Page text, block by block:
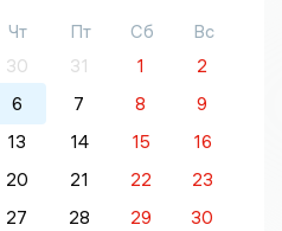
Чт Пт Сб
Вс
30 31 1
2
6 7 8
9
13 14 15
16
20 21 22
23
27 28 29
30